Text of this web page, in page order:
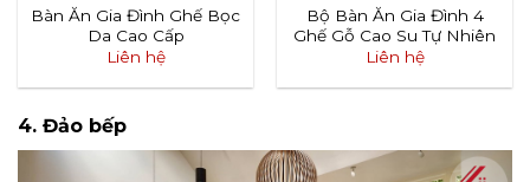
Bàn Ăn Gia Đình Ghế Bọc
Da Cao Cấp
Liên hệ
Bộ Bàn Ăn Gia Đình 4
Ghế Gỗ Cao Su Tự Nhiên
Liên hệ
4. Đảo bếp